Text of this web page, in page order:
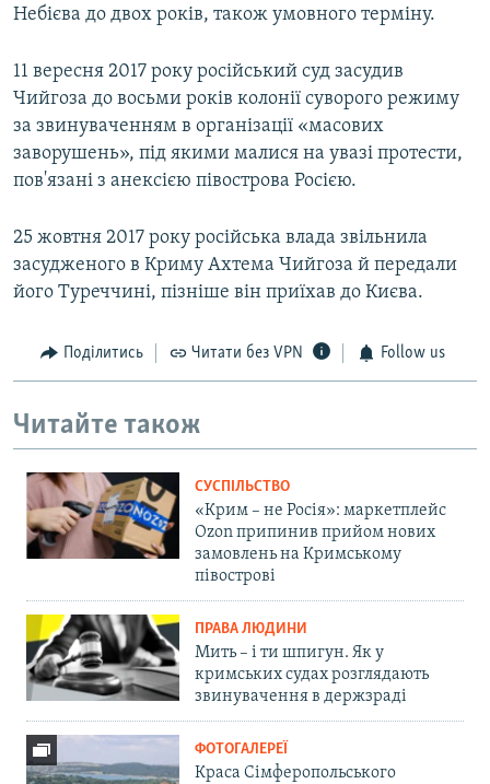
Небієва до двох років, також умовного терміну.
11 вересня 2017 року російський суд засудив
Чийгоза до восьми років колонії суворого режиму
за звинуваченням в організації «масових
заворушень», під якими малися на увазі протести,
пов'язані з анексією півострова Росією.
25 жовтня 2017 року російська влада звільнила
засудженого в Криму Ахтема Чийгоза й передали
його Туреччині, пізніше він приїхав до Києва.
Поділитись Читати без VPN Follow us
Читайте також
СУСПІЛЬСТВО
«Крим – не Росія»: маркетплейс
Ozon припинив прийом нових
замовлень на Кримському
півострові
ПРАВА ЛЮДИНИ
Мить – і ти шпигун. Як у
кримських судах розглядають
звинувачення в держзраді
ФОТОГАЛЕРЕЇ
Краса Сімферопольського